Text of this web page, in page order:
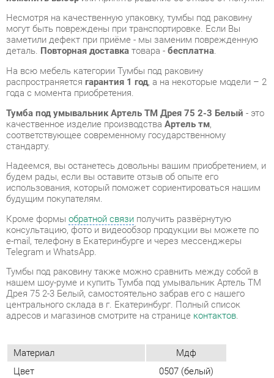
На всю мебель категории Тумбы под раковину
распространяетсягарантия 1 год, а на некоторые модели – 2
года с момента приобретения.
Тумба под умывальник Артель ТМ Дрея 75 2-3 Белый
соответствующее современному государственному
стандарту.
будем рады, если вы оставите отзыв об опыте его
использования, который поможет сориентироваться нашим
будущим покупателям.
консультацию, фото и видеообзор продукции вы можете по
e-mail, телефону в Екатеринбурге и через мессенджеры
Telegram и WhatsApp.
Тумбы под раковину также можно сравнить между собой в
нашем шоу-руме и купить Тумба под умывальник Артель ТМ
Дрея 75 2-3 Белый, самостоятельно забрав его с нашего
центрального склада в г. Екатеринбург. Полный список
адресов и магазинов смотрите на странице контактов
Материал Мдф
Цвет
0507 (белый)
Ширина, мм
720
Глубина, мм
330
Форма (тумбы и комоды)
Прямоугольные